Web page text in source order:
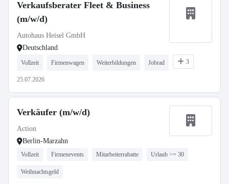
Verkaufsberater Fleet & Business
(m/w/d)
Autohaus Heisel GmbH
Deutschland
Vollzeit Firmenwagen Weiterbildungen Jobrad 3
25.07.2026
Verkäufer (m/w/d)
Action
Berlin-Marzahn
Vollzeit Firmenevents Mitarbeiterrabatte Urlaub >= 30
Weihnachtsgeld